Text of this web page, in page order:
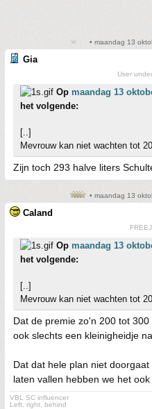
• maandag 13
Gia
User
Op maandag 13
het volgende:
[..]
Mevrouw kan niet wachten tot
Zijn toch 293 halve liters
• maandag 13
Caland
Op maandag 13
het volgende:
[..]
Mevrouw kan niet wachten tot
Dat de premie zo'n 200 tot
ook slechts een kleinigheidje
Dat dat hele plan niet
laten vallen hebben we het ook
VBL SC influencer
Left, right, behind